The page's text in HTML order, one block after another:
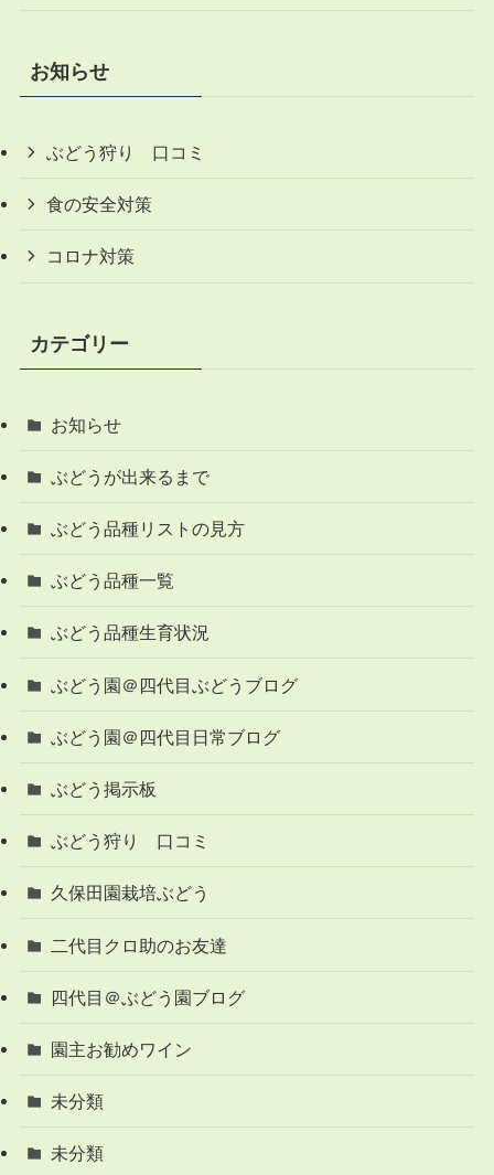
お知らせ
ぶどう狩り 口コミ
食の安全対策
コロナ対策
カテゴリー
お知らせ
ぶどうが出来るまで
ぶどう品種リストの見方
ぶどう品種一覧
ぶどう品種生育状況
ぶどう園＠四代目ぶどうブログ
ぶどう園＠四代目日常ブログ
ぶどう掲示板
ぶどう狩り 口コミ
久保田園栽培ぶどう
二代目クロ助のお友達
四代目＠ぶどう園ブログ
園主お勧めワイン
未分類
未分類